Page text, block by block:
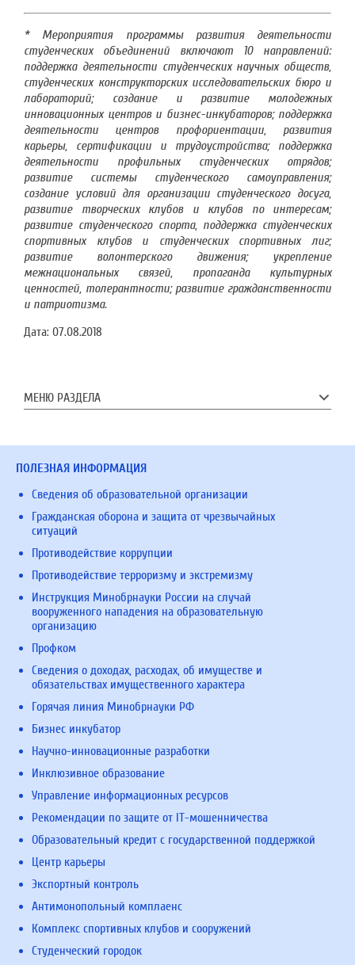
* Мероприятия программы развития деятельности
студенческих объединений включают 10 направлений:
поддержка деятельности студенческих научных обществ,
студенческих конструкторских исследовательских бюро и
лабораторий; создание и развитие молодежных
инновационных центров и бизнес-инкубаторов; поддержка
деятельности центров профориентации, развития
карьеры, сертификации и трудоустройства; поддержка
деятельности профильных студенческих отрядов;
развитие системы студенческого самоуправления;
создание условий для организации студенческого досуга,
развитие творческих клубов и клубов по интересам;
развитие студенческого спорта, поддержка студенческих
спортивных клубов и студенческих спортивных лиг;
развитие волонтерского движения; укрепление
межнациональных связей, пропаганда культурных
ценностей, толерантности; развитие гражданственности
и патриотизма.
Дата: 07.08.2018
МЕНЮ РАЗДЕЛА
ПОЛЕЗНАЯ ИНФОРМАЦИЯ
Сведения об образовательной организации
Гражданская оборона и защита от чрезвычайных
ситуаций
Противодействие коррупции
Противодействие терроризму и экстремизму
Инструкция Минобрнауки России на случай
вооруженного нападения на образовательную
организацию
Профком
Сведения о доходах, расходах, об имуществе и
обязательствах имущественного характера
Горячая линия Минобрнауки РФ
Бизнес инкубатор
Научно-инновационные разработки
Инклюзивное образование
Управление информационных ресурсов
Рекомендации по защите от IT-мошенничества
Образовательный кредит с государственной поддержкой
Центр карьеры
Экспортный контроль
Антимонопольный комплаенс
Комплекс спортивных клубов и сооружений
Студенческий городок